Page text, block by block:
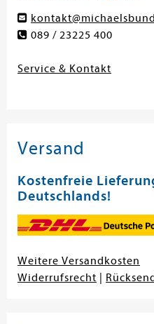
089 / 23225 400
Service & Kontakt
Versand
Kostenfreie
Deutschlands!
Weitere Versandkosten
Widerrufsrecht